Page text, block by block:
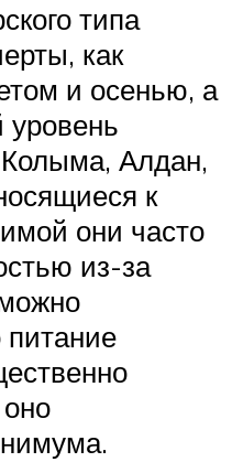
типа
как
и осенью, а
Алдан,
к
они часто
из-за
питание